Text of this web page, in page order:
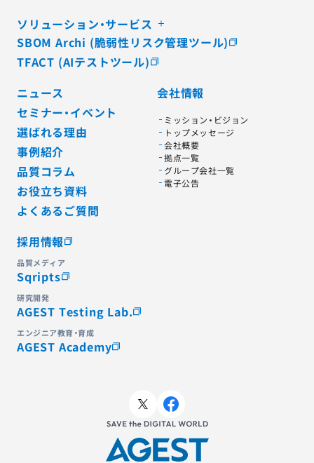
ソリューション・サービス
SBOM Archi (脆弱性リスク管理ツール)
TFACT (AIテストツール)
ニュース
セミナー・イベント
選ばれる理由
事例紹介
品質コラム
お役立ち資料
よくあるご質問
会社情報
ミッション・ビジョン
トップメッセージ
会社概要
拠点一覧
グループ会社一覧
電子公告
採用情報
品質メディア
Sqripts
研究開発
AGEST Testing Lab.
エンジニア教育・育成
AGEST Academy